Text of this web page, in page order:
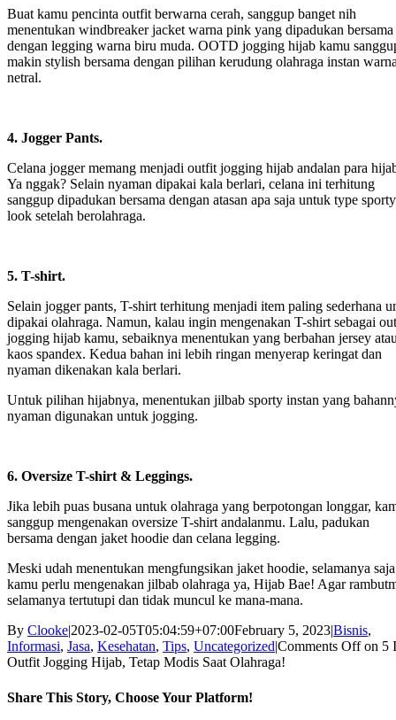
Buat kamu pencinta outfit berwarna cerah, sanggup banget nih
menentukan windbreaker jacket warna pink yang dipadukan bersama
dengan legging warna biru muda. OOTD jogging hijab kamu
makin stylish bersama dengan pilihan kerudung olahraga instan
netral.
4. Jogger Pants.
Celana jogger memang menjadi outfit jogging hijab andalan para
Ya nggak? Selain nyaman dipakai kala berlari, celana ini terhitung
sanggup dipadukan bersama dengan atasan apa saja untuk type sporty
look setelah berolahraga.
5. T-shirt.
Selain jogger pants, T-shirt terhitung menjadi item paling sederhana
dipakai olahraga. Namun, kalau ingin mengenakan T-shirt sebagai
jogging hijab kamu, sebaiknya menentukan yang berbahan jersey
kaos spandex. Kedua bahan ini lebih ringan menyerap keringat dan
nyaman dikenakan kala berlari.
Untuk pilihan hijabnya, menentukan jilbab sporty instan yang
nyaman digunakan untuk jogging.
6. Oversize T-shirt & Leggings.
Jika lebih puas busana untuk olahraga yang berpotongan longgar,
sanggup mengenakan oversize T-shirt andalanmu. Lalu, padukan
bersama dengan jaket hoodie dan celana legging.
Meski udah menentukan mengfungsikan jaket hoodie, selamanya saja
kamu perlu mengenakan jilbab olahraga ya, Hijab Bae! Agar
selamanya tertutupi dan tidak muncul ke mana-mana.
By Clooke|2023-02-05T05:04:59+07:00February 5, 2023|Bisnis,
Informasi, Jasa, Kesehatan, Tips, Uncategorized|Comments Offon 5
Outfit Jogging Hijab, Tetap Modis Saat Olahraga!
Share This Story, Choose Your Platform!